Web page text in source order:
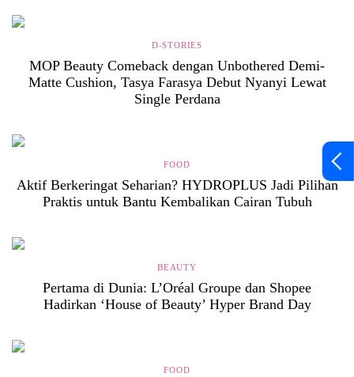
D-STORIES
MOP Beauty Comeback dengan Unbothered Demi-
Matte Cushion, Tasya Farasya Debut Nyanyi Lewat
Single Perdana
FOOD
Aktif Berkeringat Seharian? HYDROPLUS Jadi Pilihan
Praktis untuk Bantu Kembalikan Cairan Tubuh
BEAUTY
Pertama di Dunia: L’Oréal Groupe dan Shopee
Hadirkan ‘House of Beauty’ Hyper Brand Day
FOOD